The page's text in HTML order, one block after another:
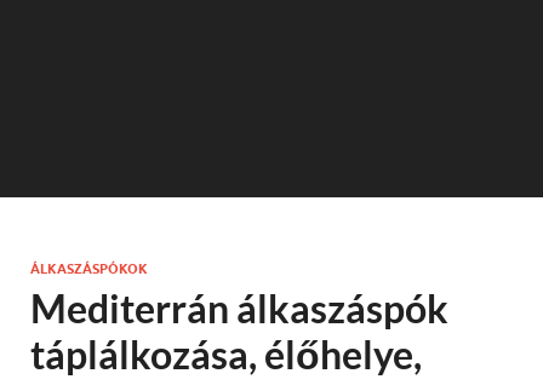
ÁLKASZÁSPÓKOK
Mediterrán álkaszáspók
táplálkozása, élőhelye,